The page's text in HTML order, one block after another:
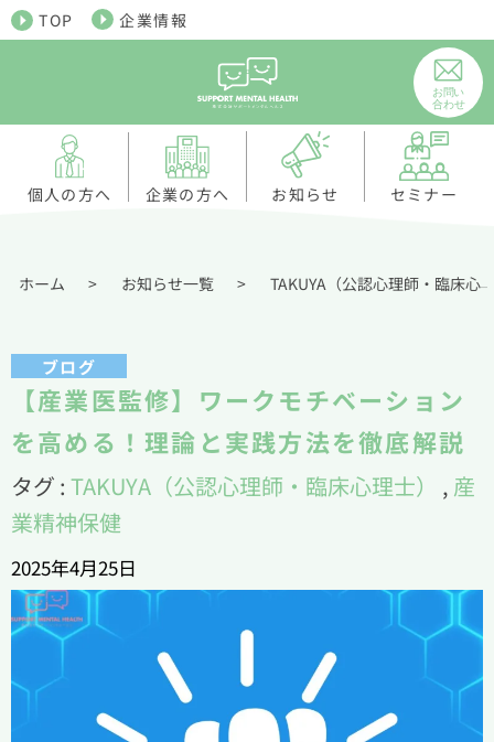
TOP 企業情報
個人の方へ 企業の方へ お知らせ セミナー
ホーム > お知らせ一覧 > TAKUYA（公認心理師・臨床心理士）
ブログ
【産業医監修】ワークモチベーション
を高める！理論と実践方法を徹底解説
タグ : TAKUYA（公認心理師・臨床心理士） , 産
業精神保健
2025年4月25日